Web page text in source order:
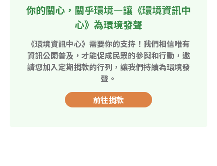
你的關心，關乎環境—讓《環境資訊中
心》為環境發聲
《環境資訊中心》需要你的支持！我們相信唯有
資訊公開普及，才能促成民眾的參與和行動，邀
請您加入定期捐款的行列，讓我們持續為環境發
聲。
前往捐款